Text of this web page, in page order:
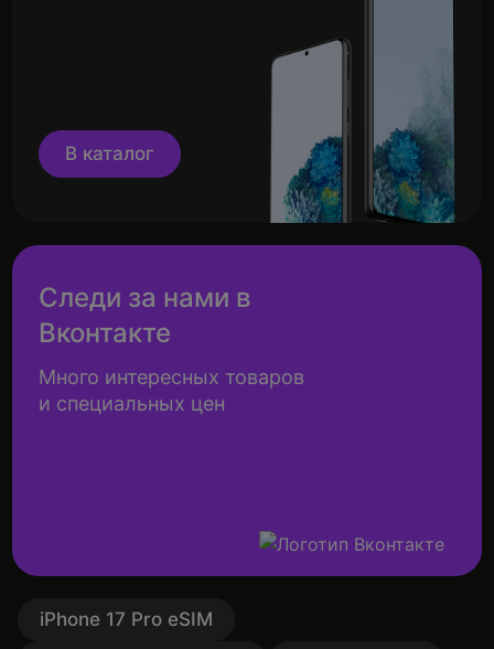
В каталог
Следи за нами в
Вконтакте
Много интересных товаров
и специальных цен
iPhone 17 Pro eSIM